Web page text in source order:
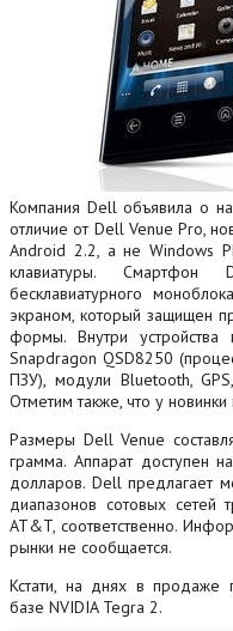
Компания Dell объявила о
отличие от Dell Venue Pro,
Android 2.2, а не Windows
клавиатуры.
бесклавиатурного
экраном, который защищен
формы. Внутри устройства
Snapdragon QSD8250
ПЗУ), модули Bluetooth,
Отметим также, что у
Размеры Dell Venue
грамма. Аппарат доступен
долларов. Dell предлагает
диапазонов сотовых
AT&T, соответственно.
рынки не сообщается.
Кстати, на днях в продаже
базе NVIDIA Tegra 2.